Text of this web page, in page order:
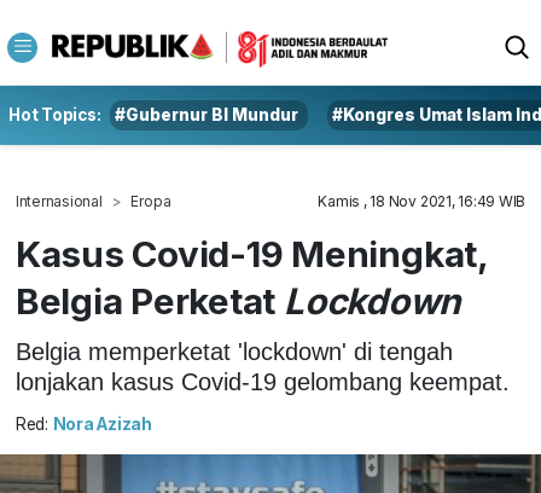
Hot Topics: #Gubernur BI Mundur #Kongres Umat Islam
Internasional Eropa Kamis , 18 Nov 2021, 16:49 WIB
Kasus Covid-19 Meningkat,
Belgia Perketat Lockdown
Belgia memperketat 'lockdown' di tengah
lonjakan kasus Covid-19 gelombang keempat.
Red: Nora Azizah